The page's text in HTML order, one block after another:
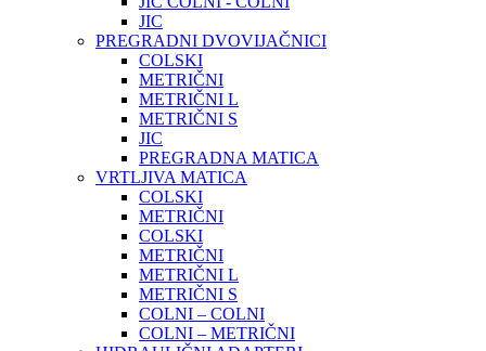
JIC
PREGRADNI DVOVIJAČNICI
COLSKI
METRIČNI
METRIČNI L
METRIČNI S
JIC
PREGRADNA MATICA
VRTLJIVA MATICA
COLSKI
METRIČNI
COLSKI
METRIČNI
METRIČNI L
METRIČNI S
COLNI – COLNI
COLNI – METRIČNI